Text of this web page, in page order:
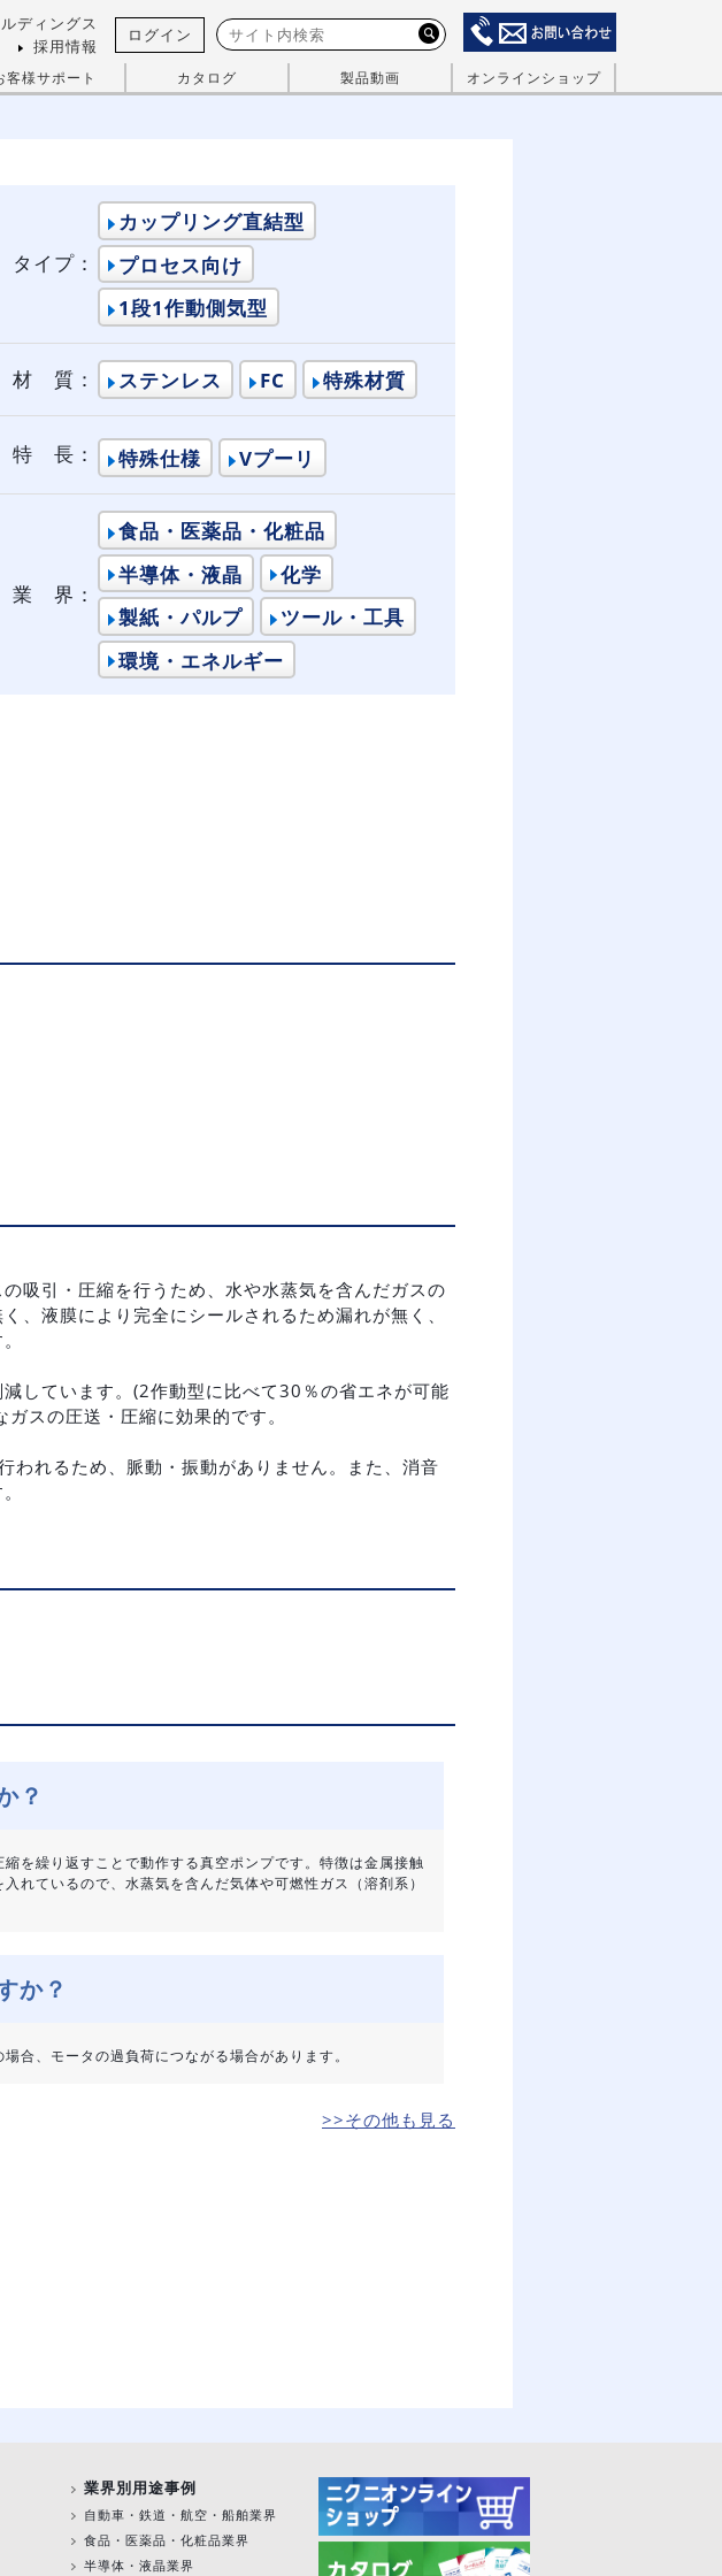
ディングス
採用情報
ログイン
客様サポート カタログ 製品動画 オンラインショップ
タイプ：
カップリング直結型
プロセス向け
1段1作動側気型
材 質： ステンレス FC 特殊材質
特 長： 特殊仕様 Vプーリ
業 界：
食品・医薬品・化粧品
半導体・液晶
化学
製紙・パルプ
ツール・工具
環境・エネルギー
吸引・圧縮を行うため、水や水蒸気を含んだガスの
、液膜により完全にシールされるため漏れが無く、
しています。(2作動型に比べて30％の省エネが可能
スの圧送・圧縮に効果的です。
われるため、脈動・振動がありません。また、消音
？
を繰り返すことで動作する真空ポンプです。特徴は金属接触
れているので、水蒸気を含んだ気体や可燃性ガス（溶剤系）
か？
合、モータの過負荷につながる場合があります。
>>その他も見る
業界別用途事例
自動車・鉄道・航空・船舶業界
食品・医薬品・化粧品業界
半導体・液晶業界